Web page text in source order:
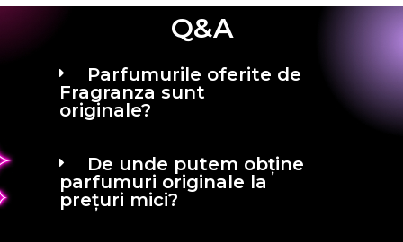
Q&A
Parfumurile oferite de
Fragranza sunt
originale?
De unde putem obține
parfumuri originale la
prețuri mici?